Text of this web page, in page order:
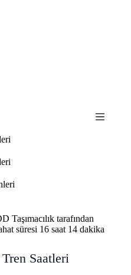
Taşımacılık tarafından
süresi 16 saat 14 dakika
Saatleri